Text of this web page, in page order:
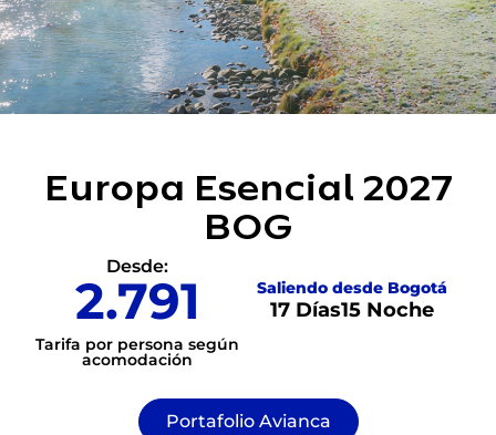
Europa Esencial 2027
BOG
Desde:
2.791
Tarifa por persona según
acomodación
Saliendo desde Bogotá
17 Días15 Noche
Portafolio Avianca